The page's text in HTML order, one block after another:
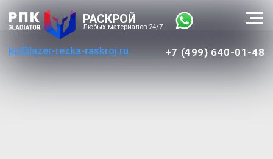
kp@lazer-rezka-raskroj.ru
РАСКРОЙ
Любых материалов 24/7